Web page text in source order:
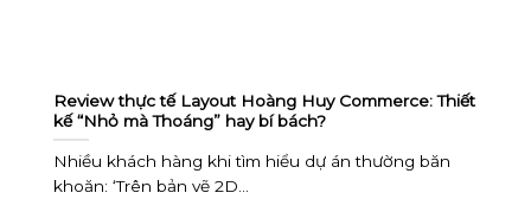
Review thực tế Layout Hoàng Huy Commerce: Thiết
kế “Nhỏ mà Thoáng” hay bí bách?
Nhiều khách hàng khi tìm hiểu dự án thường băn
khoăn: ‘Trên bản vẽ 2D...